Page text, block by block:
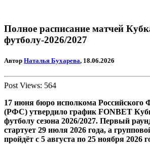
Полное расписание матчей
футболу-2026/2027
Автор Наталья Бухарева, 18.06.2026
Post Views: 564
17 июня бюро исполкома Российского
(РФС) утвердило график FONBET
футболу сезона 2026/2027. Первый
стартует 29 июля 2026 года, а
пройдёт с 5 августа по 25 ноября 2026